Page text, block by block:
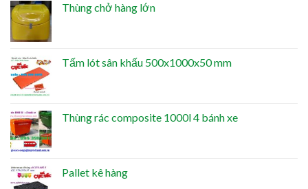
Thùng chở hàng lớn
Tấm lót sân khấu 500x1000x50 mm
Thùng rác composite 1000l 4 bánh xe
Pallet kê hàng